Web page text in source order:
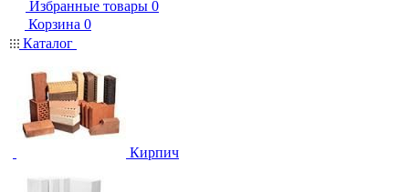
Избранные товары 0
Корзина 0
Каталог
Кирпич